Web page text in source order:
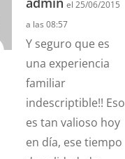
el 25/06/2015
a las 08:57
Y seguro que es
una experiencia
familiar
indescriptible!! Eso
es tan valioso hoy
en día, ese tiempo